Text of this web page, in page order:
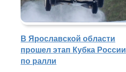
В Ярославской области
прошел этап Кубка России
по ралли